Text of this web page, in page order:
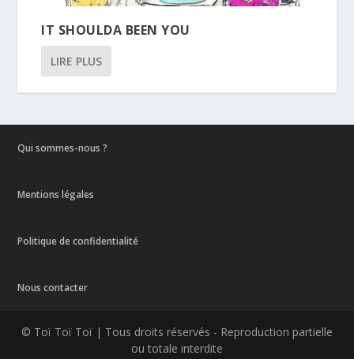
IT SHOULDA BEEN YOU
LIRE PLUS
Qui sommes-nous ?
Mentions légales
Politique de confidentialité
Nous contacter
© Toï Toï Toï | Tous droits réservés - Reproduction partielle
ou totale interdite